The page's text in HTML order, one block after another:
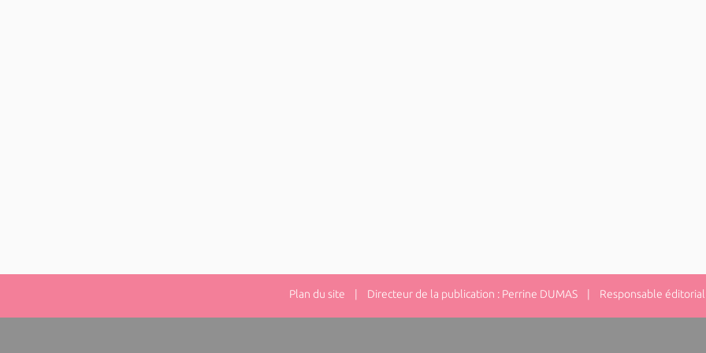
Plan du site | Directeur de la publication : Perrine DUMAS | Responsable éditorial :